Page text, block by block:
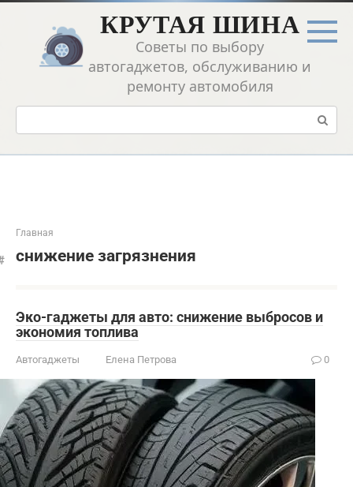
Перейти
контенту
КРУТАЯ ШИНА
Советы по выбору
автогаджетов, обслуживанию и
ремонту автомобиля
Поиск:
Главная
снижение загрязнения
Эко-гаджеты для авто: снижение выбросов и
экономия топлива
Автогаджеты Елена Петрова 0